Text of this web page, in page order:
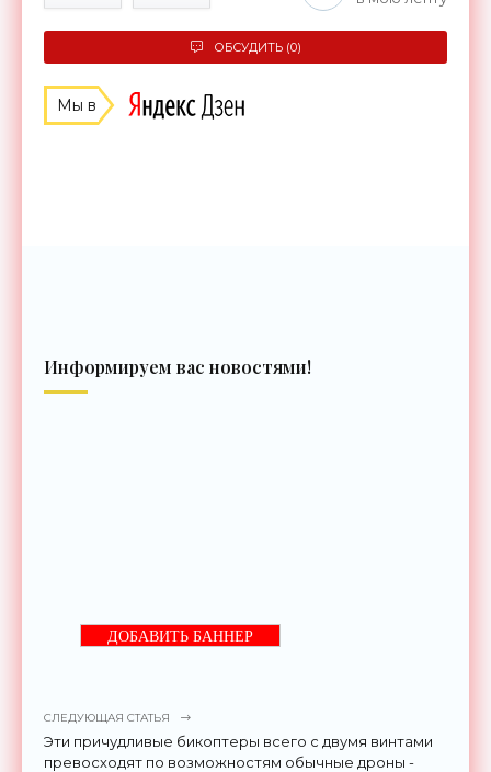
ОБСУДИТЬ (0)
Мы в
Информируем вас новостями!
ДОБАВИТЬ БАННЕР
СЛЕДУЮЩАЯ СТАТЬЯ
Эти причудливые бикоптеры всего с двумя винтами
превосходят по возможностям обычные дроны -